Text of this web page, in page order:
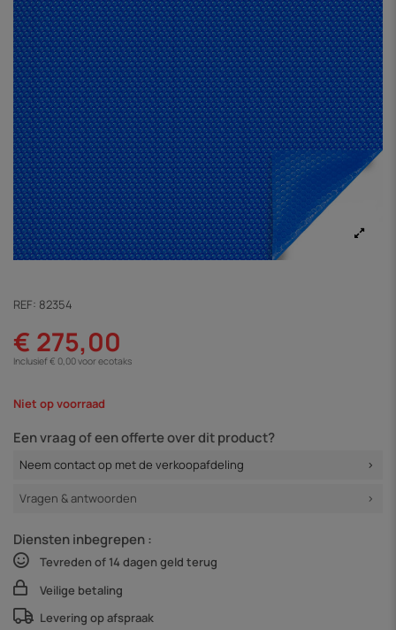
REF: 82354
€ 275,00
Inclusief € 0,00 voor ecotaks
Niet op voorraad
Een vraag of een offerte over dit product?
Neem contact op met de verkoopafdeling
Vragen & antwoorden
Diensten inbegrepen :
Tevreden of 14 dagen geld terug
Veilige betaling
Levering op afspraak